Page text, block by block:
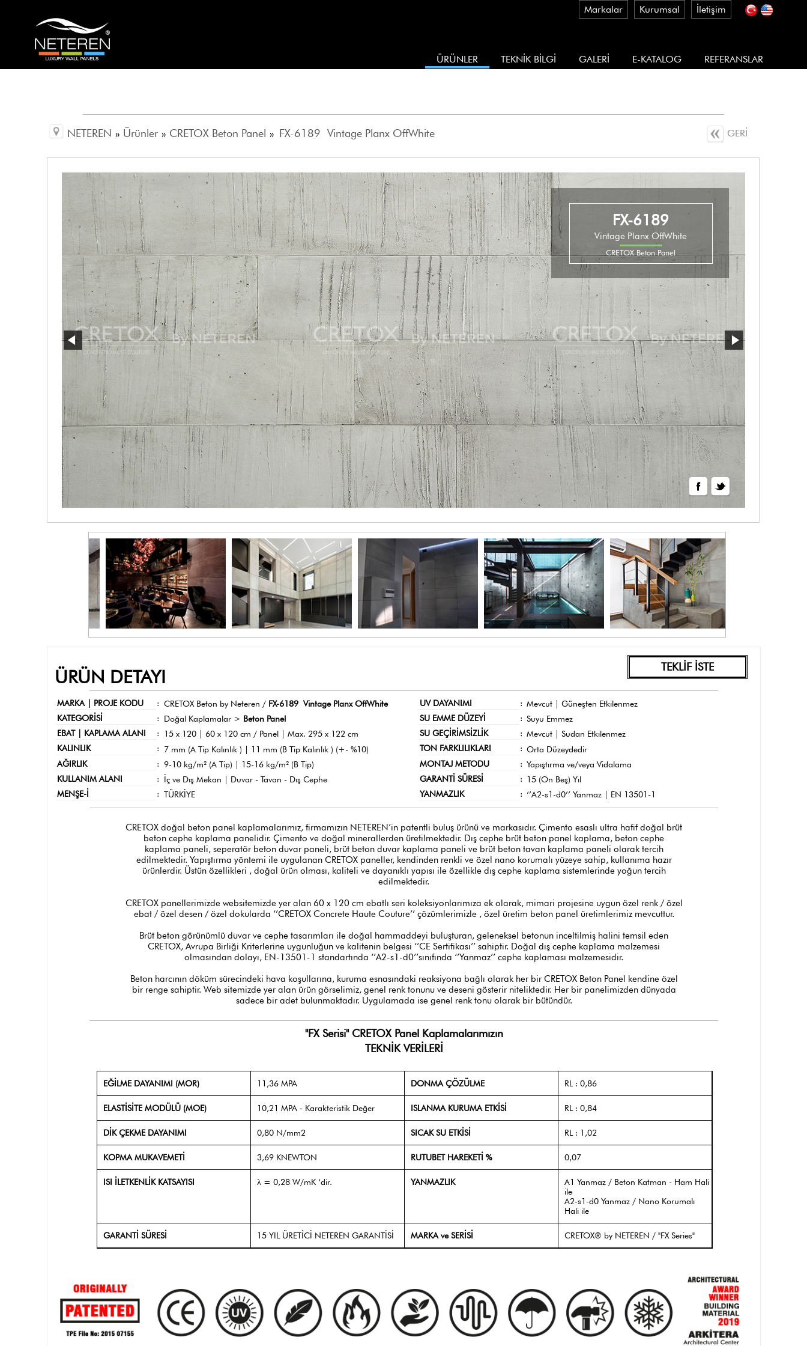
Markalar Kurumsal İletişim
ÜRÜNLER TEKNİK BİLGİ GALERİ E-KATALOG REFERANSLAR
NETEREN » Ürünler » CRETOX Beton Panel » FX-6189 Vintage Planx OffWhite GERİ
FX-6189
Vintage Planx OffWhite
CRETOX Beton Panel
ÜRÜN DETAYI TEKLİF İSTE
MARKA | PROJE KODU : CRETOX Beton by Neteren / FX-6189 Vintage Planx OffWhite UV DAYANIMI : Mevcut | Güneşten Etkilenmez
KATEGORİSİ
: Doğal Kaplamalar > Beton Panel SU EMME DÜZEYİ : Suyu Emmez
EBAT | KAPLAMA ALANI
: 15 x 120 | 60 x 120 cm / Panel | Max. 295 x 122 cm SU GEÇİRİMSİZLİK : Mevcut | Sudan Etkilenmez
KALINLIK
: 7 mm (A Tip Kalınlık ) | 11 mm (B Tip Kalınlık ) (+- %10) TON FARKLILIKLARI : Orta Düzeydedir
AĞIRLIK
: 9-10 kg/m² (A Tip) | 15-16 kg/m² (B Tip) MONTAJ METODU : Yapıştırma ve/veya Vidalama
KULLANIM ALANI
: İç ve Dış Mekan | Duvar - Tavan - Dış Cephe GARANTİ SÜRESİ :
15 (On Beş) Yıl
MENŞE-İ
: TÜRKİYE YANMAZLIK : ‘’A2-s1-d0’’ Yanmaz | EN 13501-1
CRETOX doğal beton panel kaplamalarımız, firmamızın NETEREN’in patentli buluş ürünü ve markasıdır. Çimento esaslı ultra hafif doğal brüt
beton cephe kaplama panelidir. Çimento ve doğal minerallerden üretilmektedir. Dış cephe brüt beton panel kaplama, beton cephe
kaplama paneli, seperatör beton duvar paneli, brüt beton duvar kaplama paneli ve brüt beton tavan kaplama paneli olarak tercih
edilmektedir. Yapıştırma yöntemi ile uygulanan CRETOX paneller, kendinden renkli ve özel nano korumalı yüzeye sahip, kullanıma hazır
ürünlerdir. Üstün özellikleri , doğal ürün olması, kaliteli ve dayanıklı yapısı ile özellikle dış cephe kaplama sistemlerinde yoğun tercih
edilmektedir.
CRETOX panellerimizde websitemizde yer alan 60 x 120 cm ebatlı seri koleksiyonlarımıza ek olarak, mimari projesine uygun özel renk / özel
ebat / özel desen / özel dokularda ‘’CRETOX Concrete Haute Couture’’ çözümlerimizle , özel üretim beton panel üretimlerimiz mevcuttur.
Brüt beton görünümlü duvar ve cephe tasarımları ile doğal hammaddeyi buluşturan, geleneksel betonun inceltilmiş halini temsil eden
CRETOX, Avrupa Birliği Kriterlerine uygunluğun ve kalitenin belgesi ‘’CE Sertifikası’’ sahiptir. Doğal dış cephe kaplama malzemesi
olmasından dolayı, EN-13501-1 standartında ‘’A2-s1-d0’’sınıfında ‘’Yanmaz’’ cephe kaplaması malzemesidir.
Beton harcının döküm sürecindeki hava koşullarına, kuruma esnasındaki reaksiyona bağlı olarak her bir CRETOX Beton Panel kendine özel
bir renge sahiptir. Web sitemizde yer alan ürün görselimiz, genel renk tonunu ve deseni gösterir niteliktedir. Her bir panelimizden dünyada
sadece bir adet bulunmaktadır. Uygulamada ise genel renk tonu olarak bir bütündür.
"FX Serisi" CRETOX Panel Kaplamalarımızın
TEKNİK VERİLERİ
EĞİLME DAYANIMI (MOR) 11,36 MPA DONMA ÇÖZÜLME RL : 0,86
ELASTİSİTE MODÜLÜ (MOE) 10,21 MPA - Karakteristik Değer ISLANMA KURUMA ETKİSİ RL : 0,84
DİK ÇEKME DAYANIMI 0,80 N/mm2 SICAK SU ETKİSİ RL : 1,02
KOPMA MUKAVEMETİ 3,69 KNEWTON RUTUBET HAREKETİ % 0,07
ISI İLETKENLİK KATSAYISI λ = 0,28 W/mK ‘dir. YANMAZLIK
A1 Yanmaz / Beton Katman - Ham Hali
ile
A2-s1-d0 Yanmaz / Nano Korumalı
Hali ile
GARANTİ SÜRESİ 15 YIL ÜRETİCİ NETEREN GARANTİSİ MARKA ve SERİSİ CRETOX® by NETEREN / "FX Series"